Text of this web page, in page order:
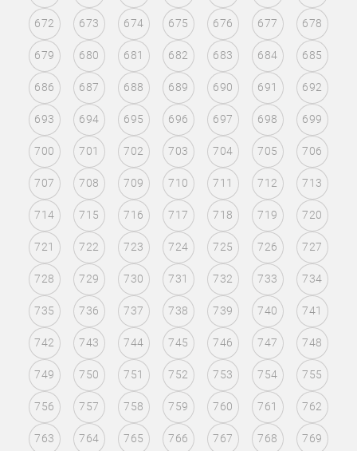
672 673 674 675 676 677 678
679 680 681 682 683 684 685
686 687 688 689 690 691 692
693 694 695 696 697 698 699
700 701 702 703 704 705 706
707 708 709 710 711 712 713
714 715 716 717 718 719 720
721 722 723 724 725 726 727
728 729 730 731 732 733 734
735 736 737 738 739 740 741
742 743 744 745 746 747 748
749 750 751 752 753 754 755
756 757 758 759 760 761 762
763 764 765 766 767 768 769